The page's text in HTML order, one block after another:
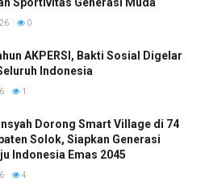
0
AKPERSI, Bakti Sosial Digelar
Indonesia
1
Dorong Smart Village di 74
Solok, Siapkan Generasi
Indonesia Emas 2045
4